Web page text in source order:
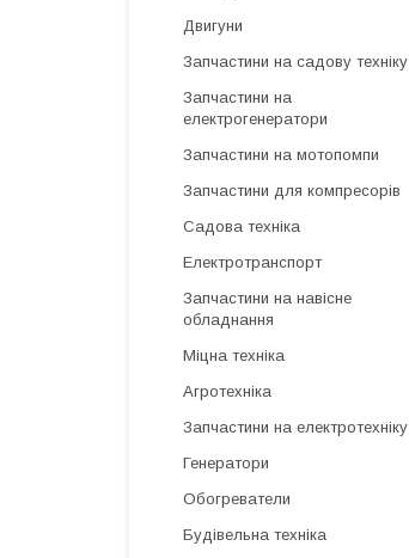
Двигуни
Запчастини на садову техніку
Запчастини на
електрогенератори
Запчастини на мотопомпи
Запчастини для компресорів
Садова техніка
Електротранспорт
Запчастини на навісне
обладнання
Міцна техніка
Агротехніка
Запчастини на електротехніку
Генератори
Обогреватели
Будівельна техніка